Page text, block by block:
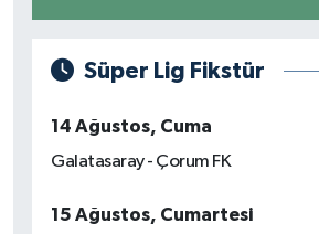
Süper Lig Fikstür
14 Ağustos, Cuma
Galatasaray - Çorum FK
15 Ağustos, Cumartesi